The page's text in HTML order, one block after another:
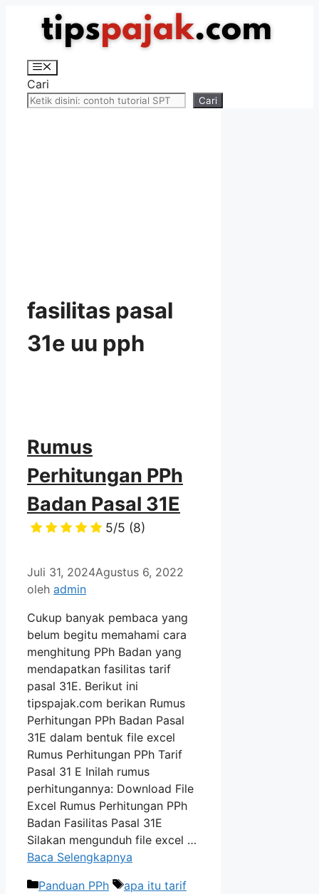
Langsung
Menu
Cari
Cari
fasilitas pasal
31e uu pph
Rumus
Perhitungan PPh
Badan Pasal 31E
5/5 (8)
Juli 31, 2024Agustus 6, 2022
oleh admin
Cukup banyak pembaca yang
belum begitu memahami cara
menghitung PPh Badan yang
mendapatkan fasilitas tarif
pasal 31E. Berikut ini
tipspajak.com berikan Rumus
Perhitungan PPh Badan Pasal
31E dalam bentuk file excel
Rumus Perhitungan PPh Tarif
Pasal 31 E Inilah rumus
perhitungannya: Download File
Excel Rumus Perhitungan PPh
Badan Fasilitas Pasal 31E
Silakan mengunduh file excel …
Baca Selengkapnya
Kategori
Panduan PPh Tag
apa itu tarif